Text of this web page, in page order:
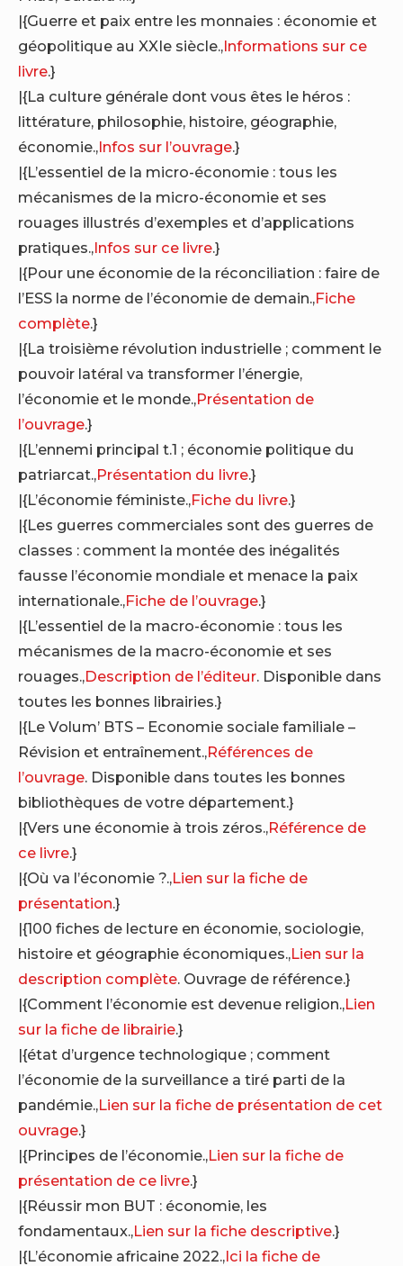
|{Guerre et paix entre les monnaies : économie et
géopolitique au XXIe siècle.,Informations sur ce
livre.}
|{La culture générale dont vous êtes le héros :
littérature, philosophie, histoire, géographie,
économie.,Infos sur l’ouvrage.}
|{L’essentiel de la micro-économie : tous les
mécanismes de la micro-économie et ses
rouages illustrés d’exemples et d’applications
pratiques.,Infos sur ce livre.}
|{Pour une économie de la réconciliation : faire de
l’ESS la norme de l’économie de demain.,Fiche
complète.}
|{La troisième révolution industrielle ; comment le
pouvoir latéral va transformer l’énergie,
l’économie et le monde.,Présentation de
l’ouvrage.}
|{L’ennemi principal t.1 ; économie politique du
patriarcat.,Présentation du livre.}
|{L’économie féministe.,Fiche du livre.}
|{Les guerres commerciales sont des guerres de
classes : comment la montée des inégalités
fausse l’économie mondiale et menace la paix
internationale.,Fiche de l’ouvrage.}
|{L’essentiel de la macro-économie : tous les
mécanismes de la macro-économie et ses
rouages.,Description de l’éditeur. Disponible dans
toutes les bonnes librairies.}
|{Le Volum’ BTS – Economie sociale familiale –
Révision et entraînement.,Références de
l’ouvrage. Disponible dans toutes les bonnes
bibliothèques de votre département.}
|{Vers une économie à trois zéros.,Référence de
ce livre.}
|{Où va l’économie ?.,Lien sur la fiche de
présentation.}
|{100 fiches de lecture en économie, sociologie,
histoire et géographie économiques.,Lien sur la
description complète. Ouvrage de référence.}
|{Comment l’économie est devenue religion.,Lien
sur la fiche de librairie.}
|{état d’urgence technologique ; comment
l’économie de la surveillance a tiré parti de la
pandémie.,Lien sur la fiche de présentation de cet
ouvrage.}
|{Principes de l’économie.,Lien sur la fiche de
présentation de ce livre.}
|{Réussir mon BUT : économie, les
fondamentaux.,Lien sur la fiche descriptive.}
|{L’économie africaine 2022.,Ici la fiche de